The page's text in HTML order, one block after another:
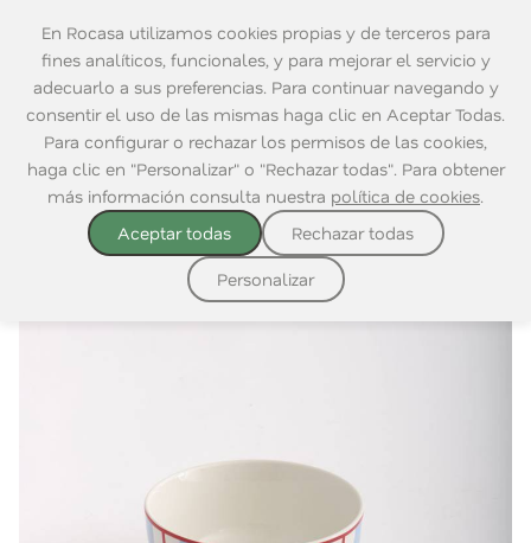
En Rocasa utilizamos cookies propias y de terceros para
fines analíticos, funcionales, y para mejorar el servicio y
adecuarlo a sus preferencias. Para continuar navegando y
consentir el uso de las mismas haga clic en Aceptar Todas.
Para configurar o rechazar los permisos de las cookies,
haga clic en "Personalizar" o "Rechazar todas". Para obtener
más información consulta nuestra política de cookies.
Aceptar todas
Rechazar todas
Personalizar
Home|Mesa|Para Comer Bowls